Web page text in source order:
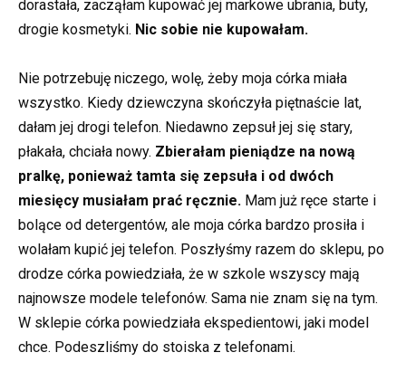
dorastała, zacząłam kupować jej markowe ubrania, buty,
drogie kosmetyki. Nic sobie nie kupowałam.
Nie potrzebuję niczego, wolę, żeby moja córka miała
wszystko. Kiedy dziewczyna skończyła piętnaście lat,
dałam jej drogi telefon. Niedawno zepsuł jej się stary,
płakała, chciała nowy. Zbierałam pieniądze na nową
pralkę, ponieważ tamta się zepsuła i od dwóch
miesięcy musiałam prać ręcznie. Mam już ręce starte i
bolące od detergentów, ale moja córka bardzo prosiła i
wolałam kupić jej telefon. Poszłyśmy razem do sklepu, po
drodze córka powiedziała, że w szkole wszyscy mają
najnowsze modele telefonów. Sama nie znam się na tym.
W sklepie córka powiedziała ekspedientowi, jaki model
chce. Podeszliśmy do stoiska z telefonami.